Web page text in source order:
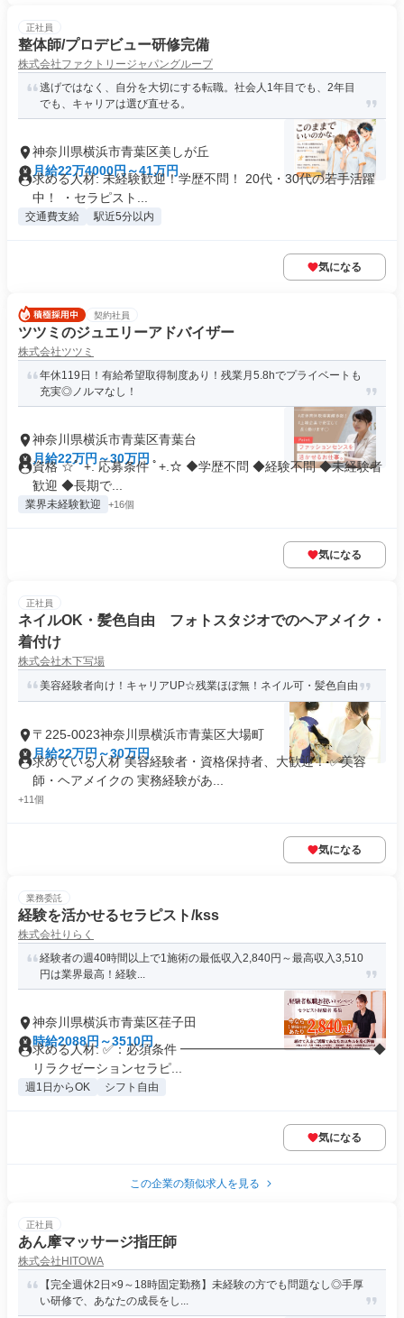
正社員
整体師/プロデビュー研修完備
株式会社ファクトリージャパングループ
逃げではなく、自分を大切にする転職。社会人1年目でも、2年目
でも、キャリアは選び直せる。
神奈川県横浜市青葉区美しが丘
月給22万4000円～41万円
求める人材: 未経験歓迎！学歴不問！ 20代・30代の若手活躍
中！ ・セラピスト...
交通費支給 駅近5分以内
気になる
契約社員
ツツミのジュエリーアドバイザー
株式会社ツツミ
年休119日！有給希望取得制度あり！残業月5.8hでプライベートも
充実◎ノルマなし！
神奈川県横浜市青葉区青葉台
月給22万円～30万円
資格 ☆ﾟ +. 応募条件 ﾟ+.☆ ◆学歴不問 ◆経験不問 ◆未経験者
歓迎 ◆長期で...
業界未経験歓迎 +16個
気になる
正社員
ネイルOK・髪色自由 フォトスタジオでのヘアメイク・
着付け
株式会社木下写場
美容経験者向け！キャリアUP☆残業ほぼ無！ネイル可・髪色自由
〒225-0023神奈川県横浜市青葉区大場町
月給22万円～30万円
求めている人材 美容経験者・資格保持者、大歓迎！ ✅美容
師・ヘアメイクの 実務経験があ...
+11個
気になる
業務委託
経験を活かせるセラピスト/kss
株式会社りらく
経験者の週40時間以上で1施術の最低収入2,840円～最高収入3,510
円は業界最高！経験...
神奈川県横浜市青葉区荏子田
時給2088円～3510円
求める人材: ✅：必須条件 ━━━━━━━━━━━━━━━ ◆
リラクゼーションセラピ...
週1日からOK シフト自由
気になる
この企業の類似求人を見る
正社員
あん摩マッサージ指圧師
株式会社HITOWA
【完全週休2日×9～18時固定勤務】未経験の方でも問題なし◎手厚
い研修で、あなたの成長をし...